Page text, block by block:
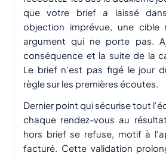
que votre brief a laissé
objection imprévue, une cible
argument qui ne porte pas.
conséquence et la suite de la
Le brief n'est pas figé le jour
règle sur les premières écoutes.
Dernier point qui sécurise tout
chaque rendez-vous au
hors brief se refuse, motif à
facturé. Cette validation